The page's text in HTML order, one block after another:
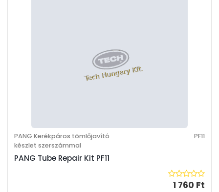
PANG Tube Repair Kit PF11
PANG Kerékpáros tömlőjavító
készlet szerszámmal
PF11
1 760 Ft